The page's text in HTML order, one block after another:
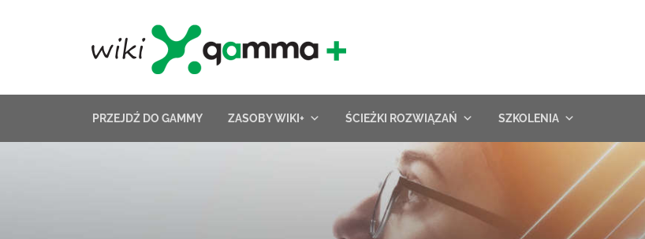
PRZEJDŹ DO GAMMY ZASOBY WIKI+ ŚCIEŻKI ROZWIĄZAŃ SZKOLENIA